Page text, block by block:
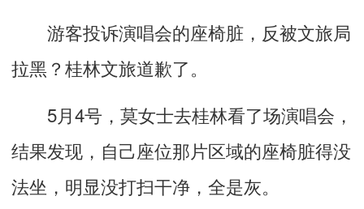
游客投诉演唱会的座椅脏，反被文旅局
拉黑？桂林文旅道歉了。
5月4号，莫女士去桂林看了场演唱会，
结果发现，自己座位那片区域的座椅脏得没
法坐，明显没打扫干净，全是灰。